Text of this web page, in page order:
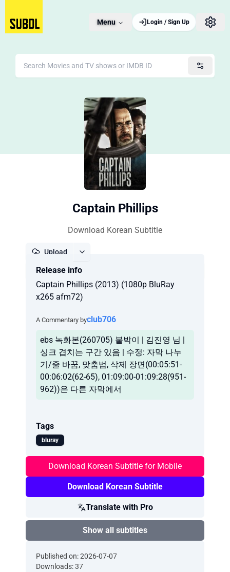
Menu Login / Sign Up
Captain Phillips
Download Korean Subtitle
Upload
Release info
Captain Phillips (2013) (1080p BluRay
x265 afm72)
A Commentary byclub706
ebs 녹화본(260705) 붙박이 | 김진영 님 |
싱크 겹치는 구간 있음 | 수정: 자막 나누
기/줄 바꿈, 맞춤법, 삭제 장면(00:05:51-
00:06:02(62-65), 01:09:00-01:09:28(951-
962))은 다른 자막에서
Tags
bluray
Download Korean Subtitle for Mobile
Download Korean Subtitle
Translate with Pro
Show all subtitles
Published on: 2026-07-07
Downloads: 37